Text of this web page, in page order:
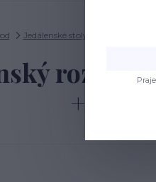
Jedálenské stoly
+